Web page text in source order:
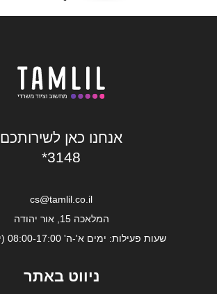
אנחנו כאן לשירותכם
*3148
cs@tamlil.co.il
המלאכה 15, אור יהודה
שעות פעילות: ימים א'-ה' 08:00-17:00 (יום ו' סגור)
ניווט באתר